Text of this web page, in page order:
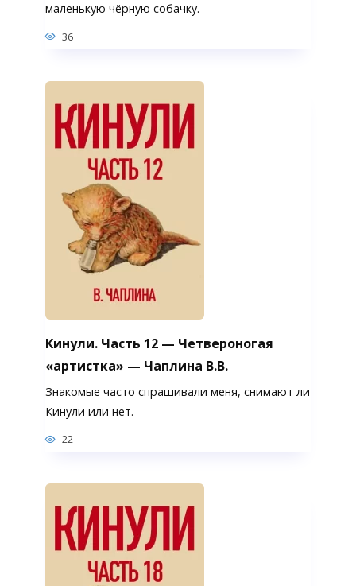
маленькую чёрную собачку.
36
Кинули. Часть 12 — Четвероногая
«артистка» — Чаплина В.В.
Знакомые часто спрашивали меня, снимают ли
Кинули или нет.
22